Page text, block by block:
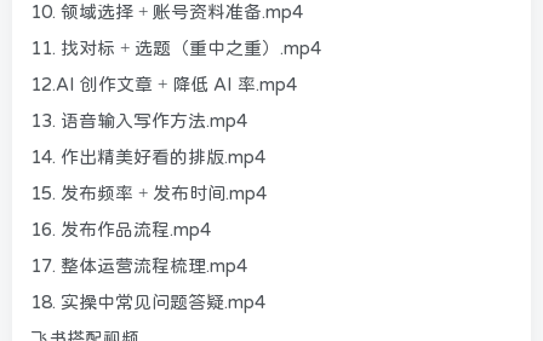
10. 领域选择 + 账号资料准备.mp4
11. 找对标 + 选题（重中之重）.mp4
12.AI 创作文章 + 降低 AI 率.mp4
13. 语音输入写作方法.mp4
14. 作出精美好看的排版.mp4
15. 发布频率 + 发布时间.mp4
16. 发布作品流程.mp4
17. 整体运营流程梳理.mp4
18. 实操中常见问题答疑.mp4